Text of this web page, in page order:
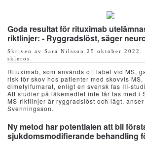
Goda resultat för rituximab
riktlinjer: - Ryggradslöst, säger
Skriven av Sara Nilsson 25 oktober 2022
skleros
Rituximab, som används off label vid MS,
risk för skov hos patienter med skovvis MS,
dimetylfumarat, enligt en svensk fas III-
Att studier på läkemedlet inte får tas med i
MS-riktlinjer är ryggradslöst och lågt,
Svenningsson.
Ny metod har potentialen att bli
sjukdomsmodifierande behandling